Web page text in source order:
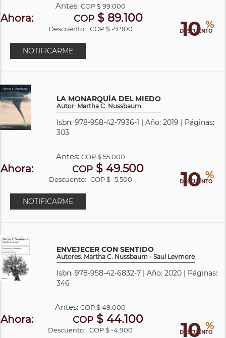
10 %
DESCUENTO
Antes: COP$ 99.000
Ahora: COP$ 89.100
Descuento: COP $ -9.900
NOTIFICARME
LA MONARQUÍA DEL MIEDO
Autor: Martha C. Nussbaum
Isbn: 978-958-42-7936-1 | Año: 2019 | Páginas:
303
10 %
DESCUENTO
Antes: COP$ 55.000
Ahora: COP $ 49.500
Descuento: COP $ -5.500
NOTIFICARME
ENVEJECER CON SENTIDO
Autores: Martha C. Nussbaum - Saul Levmore
Isbn: 978-958-42-6832-7 | Año: 2020 | Páginas:
346
10 %
DESCUENTO
Antes:COP$ 49.000
Ahora: COP $ 44.100
Descuento: COP $ -4.900